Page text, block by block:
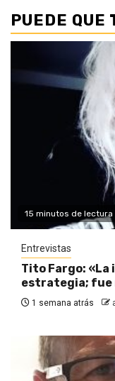
PUEDE QUE
15 minutos de lectura
Entrevistas
Tito Fargo: «La
estrategia; fue
1 semana atrás